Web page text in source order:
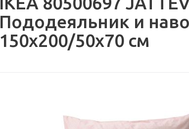
Пододеяльник и
150x200/50x70 см